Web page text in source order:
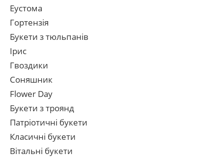
Еустома
Гортензія
Букети з тюльпанів
Ірис
Гвоздики
Соняшник
Flower Day
Букети з троянд
Патріотичні букети
Класичні букети
Вітальні букети